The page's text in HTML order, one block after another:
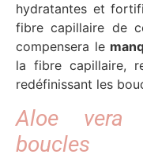
hydratantes et
fibre capillaire de
compensera le
la fibre capillaire,
redéfinissant les
Aloe vera
boucles